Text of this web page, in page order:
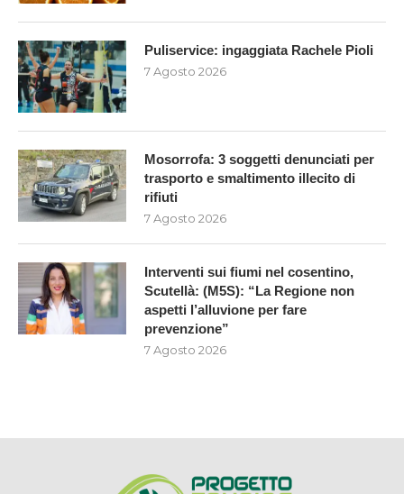
Puliservice: ingaggiata Rachele Pioli
7 Agosto 2026
Mosorrofa: 3 soggetti denunciati per
trasporto e smaltimento illecito di
rifiuti
7 Agosto 2026
Interventi sui fiumi nel cosentino,
Scutellà: (M5S): “La Regione non
aspetti l’alluvione per fare
prevenzione”
7 Agosto 2026